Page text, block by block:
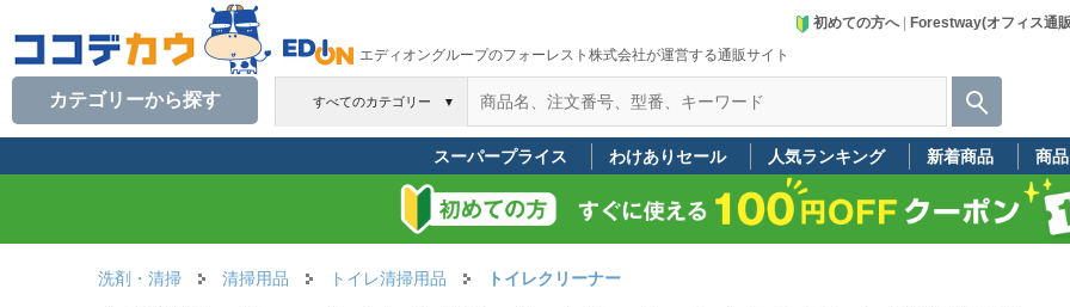
エディオングループのフォーレスト株式会社が運営する通販サイト
初めての方へ| Forestway(オフィス通
すべてのカテゴリー ▼
カテゴリーから探す
スーパープライス わけありセール 人気ランキング 新着商品 商
洗剤・清掃 清掃用品 トイレ清掃用品 トイレクリーナー